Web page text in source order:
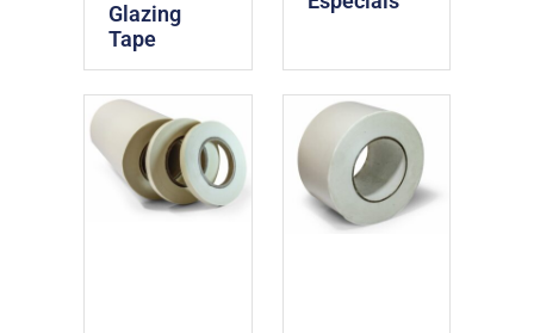
Glazing
Tape